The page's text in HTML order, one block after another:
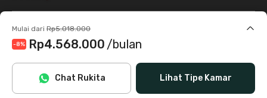
Mulai dari Rp5.018.000
-8% Rp4.568.000 /bulan
Termasuk internet/wifi, air, laundry, cleaning
Lihat Tipe Kamar
Chat Rukita
Support
Syarat & Ketentuan Kebijakan Privasi
InstagramTwitter TikTok